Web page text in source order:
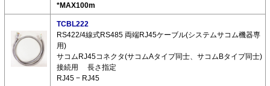
*MAX100m
TCBL222
RS422/4線式RS485 両端RJ45ケーブル(システムサコム機器専
用)
サコムRJ45コネクタ(サコムAタイプ同士、サコムBタイプ同士)
接続用 長さ指定
RJ45 − RJ45